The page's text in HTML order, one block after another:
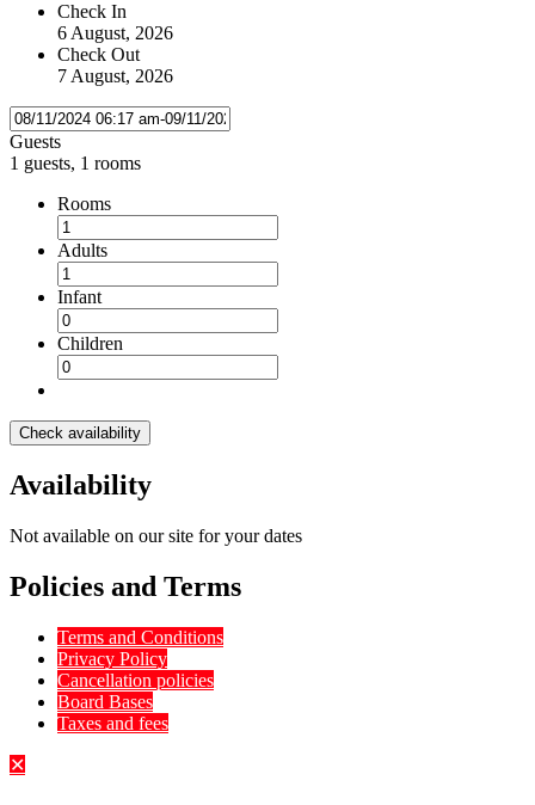
Check In
6 August, 2026
Check Out
7 August, 2026
Guests
1 guests, 1 rooms
Rooms
Adults
Infant
Children
Check availability
Availability
Not available on our site for your dates
Policies and Terms
Terms and Conditions
Privacy Policy
Cancellation policies
Board Bases
Taxes and fees
✕